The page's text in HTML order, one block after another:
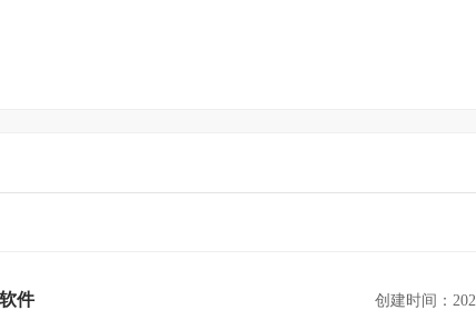
件 创建时间：